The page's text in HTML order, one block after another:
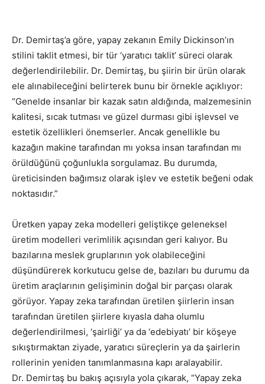
Dr. Demirtaş’a göre, yapay zekanın Emily Dickinson’ın
stilini taklit etmesi, bir tür ‘yaratıcı taklit’ süreci olarak
değerlendirilebilir. Dr. Demirtaş, bu şiirin bir ürün olarak
ele alınabileceğini belirterek bunu bir örnekle açıklıyor:
“Genelde insanlar bir kazak satın aldığında, malzemesinin
kalitesi, sıcak tutması ve güzel durması gibi işlevsel ve
estetik özellikleri önemserler. Ancak genellikle bu
kazağın makine tarafından mı yoksa insan tarafından mı
örüldüğünü çoğunlukla sorgulamaz. Bu durumda,
üreticisinden bağımsız olarak işlev ve estetik beğeni odak
noktasıdır.”
Üretken yapay zeka modelleri geliştikçe geleneksel
üretim modelleri verimlilik açısından geri kalıyor. Bu
bazılarına meslek gruplarının yok olabileceğini
düşündürerek korkutucu gelse de, bazıları bu durumu da
üretim araçlarının gelişiminin doğal bir parçası olarak
görüyor. Yapay zeka tarafından üretilen şiirlerin insan
tarafından üretilen şiirlere kıyasla daha olumlu
değerlendirilmesi, ‘şairliği’ ya da ‘edebiyatı’ bir köşeye
sıkıştırmaktan ziyade, yaratıcı süreçlerin ya da şairlerin
rollerinin yeniden tanımlanmasına kapı aralayabilir.
Dr. Demirtaş bu bakış açısıyla yola çıkarak, “Yapay zeka